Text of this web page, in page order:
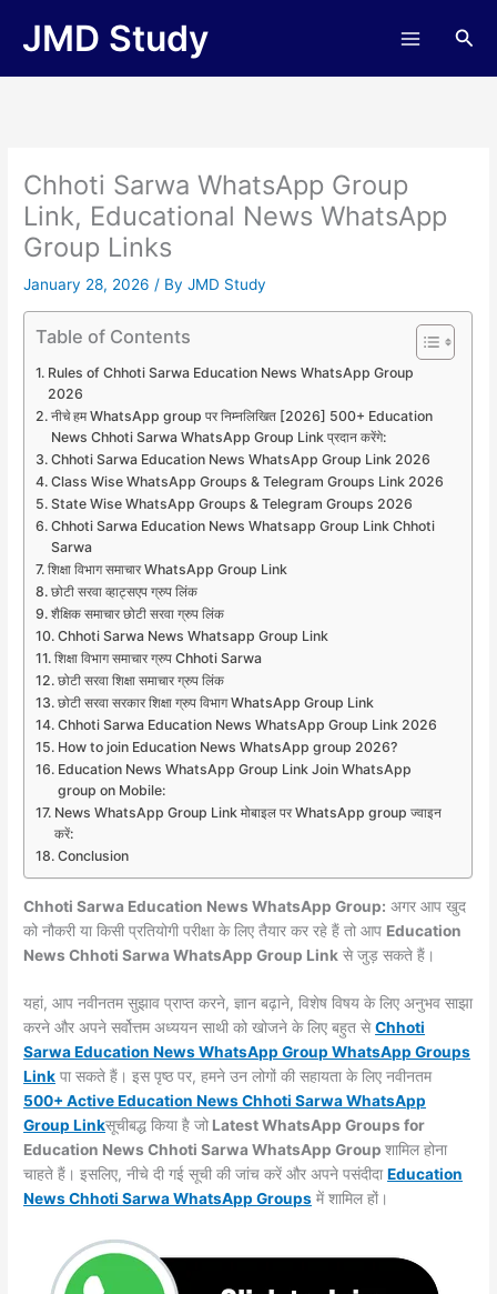
JMD Study
Chhoti Sarwa WhatsApp Group
Link, Educational News WhatsApp
Group Links
January 28, 2026/ ByJMD Study
Table of Contents
Rules of Chhoti Sarwa Education News WhatsApp Group
2026
नीचे हम WhatsApp group पर निम्नलिखित [2026] 500+ Education
News Chhoti Sarwa WhatsApp Group Link प्रदान करेंगे:
Chhoti Sarwa Education News WhatsApp Group Link 2026
Class Wise WhatsApp Groups & Telegram Groups Link 2026
State Wise WhatsApp Groups & Telegram Groups 2026
Chhoti Sarwa Education News Whatsapp Group Link Chhoti
Sarwa
शिक्षा विभाग समाचार WhatsApp Group Link
छोटी सरवा व्हाट्सएप ग्रुप लिंक
शैक्षिक समाचार छोटी सरवा ग्रुप लिंक
Chhoti Sarwa News Whatsapp Group Link
शिक्षा विभाग समाचार ग्रुप Chhoti Sarwa
छोटी सरवा शिक्षा समाचार ग्रुप लिंक
छोटी सरवा सरकार शिक्षा ग्रुप विभाग WhatsApp Group Link
Chhoti Sarwa Education News WhatsApp Group Link 2026
How to join Education News WhatsApp group 2026?
Education News WhatsApp Group Link Join WhatsApp
group on Mobile:
News WhatsApp Group Link मोबाइल पर WhatsApp group ज्वाइन
करें:
Conclusion
Chhoti Sarwa Education News WhatsApp Group: अगर आप खुद
को नौकरी या किसी प्रतियोगी परीक्षा के लिए तैयार कर रहे हैं तो आप Education
News Chhoti Sarwa WhatsApp Group Link से जुड़ सकते हैं।
यहां, आप नवीनतम सुझाव प्राप्त करने, ज्ञान बढ़ाने, विशेष विषय के लिए अनुभव साझा
करने और अपने सर्वोत्तम अध्ययन साथी को खोजने के लिए बहुत सेChhoti
SarwaEducation News WhatsApp Group WhatsApp Groups
Link पा सकते हैं। इस पृष्ठ पर, हमने उन लोगों की सहायता के लिए नवीनतम
500+ Active Education News Chhoti Sarwa WhatsApp
Group Linkसूचीबद्ध किया है जो Latest WhatsApp Groups for
Education News Chhoti Sarwa WhatsApp Groupशामिल होना
चाहते हैं। इसलिए, नीचे दी गई सूची की जांच करें और अपने पसंदीदाEducation
News Chhoti Sarwa WhatsAppGroups में शामिल हों।